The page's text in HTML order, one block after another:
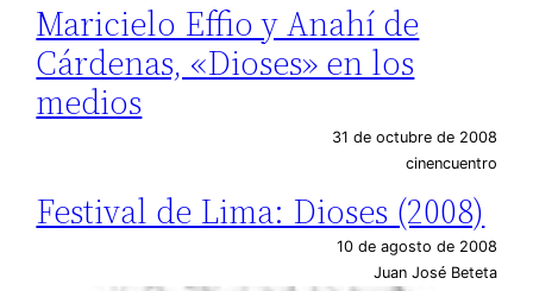
Maricielo Effio y Anahí de
Cárdenas, «Dioses» en los
medios
31 de octubre de 2008
cinencuentro
Festival de Lima: Dioses (2008)
10 de agosto de 2008
Juan José Beteta